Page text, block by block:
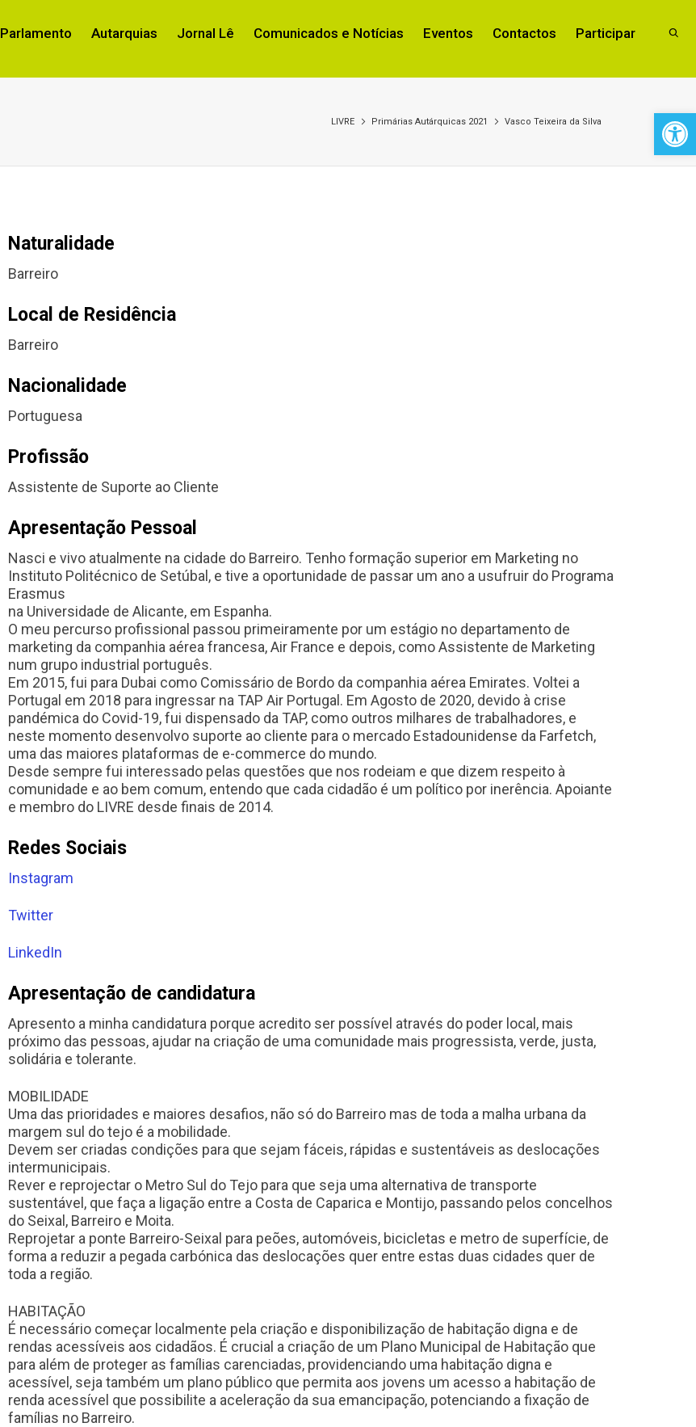
Parlamento Autarquias Jornal Lê Comunicados e Notícias Eventos Contactos Participar
LIVRE Primárias Autárquicas 2021 Vasco Teixeira da Silva
Naturalidade
Barreiro
Local de Residência
Barreiro
Nacionalidade
Portuguesa
Profissão
Assistente de Suporte ao Cliente
Apresentação Pessoal
Nasci e vivo atualmente na cidade do Barreiro. Tenho formação superior em Marketing no
Instituto Politécnico de Setúbal, e tive a oportunidade de passar um ano a usufruir do Programa
Erasmus
na Universidade de Alicante, em Espanha.
O meu percurso profissional passou primeiramente por um estágio no departamento de
marketing da companhia aérea francesa, Air France e depois, como Assistente de Marketing
num grupo industrial português.
Em 2015, fui para Dubai como Comissário de Bordo da companhia aérea Emirates. Voltei a
Portugal em 2018 para ingressar na TAP Air Portugal. Em Agosto de 2020, devido à crise
pandémica do Covid-19, fui dispensado da TAP, como outros milhares de trabalhadores, e
neste momento desenvolvo suporte ao cliente para o mercado Estadounidense da Farfetch,
uma das maiores plataformas de e-commerce do mundo.
Desde sempre fui interessado pelas questões que nos rodeiam e que dizem respeito à
comunidade e ao bem comum, entendo que cada cidadão é um político por inerência. Apoiante
e membro do LIVRE desde finais de 2014.
Redes Sociais
Instagram
Twitter
LinkedIn
Apresentação de candidatura
Apresento a minha candidatura porque acredito ser possível através do poder local, mais
próximo das pessoas, ajudar na criação de uma comunidade mais progressista, verde, justa,
solidária e tolerante.
MOBILIDADE
Uma das prioridades e maiores desafios, não só do Barreiro mas de toda a malha urbana da
margem sul do tejo é a mobilidade.
Devem ser criadas condições para que sejam fáceis, rápidas e sustentáveis as deslocações
intermunicipais.
Rever e reprojectar o Metro Sul do Tejo para que seja uma alternativa de transporte
sustentável, que faça a ligação entre a Costa de Caparica e Montijo, passando pelos concelhos
do Seixal, Barreiro e Moita.
Reprojetar a ponte Barreiro-Seixal para peões, automóveis, bicicletas e metro de superfície, de
forma a reduzir a pegada carbónica das deslocações quer entre estas duas cidades quer de
toda a região.
HABITAÇÃO
É necessário começar localmente pela criação e disponibilização de habitação digna e de
rendas acessíveis aos cidadãos. É crucial a criação de um Plano Municipal de Habitação que
para além de proteger as famílias carenciadas, providenciando uma habitação digna e
acessível, seja também um plano público que permita aos jovens um acesso a habitação de
renda acessível que possibilite a aceleração da sua emancipação, potenciando a fixação de
famílias no Barreiro.